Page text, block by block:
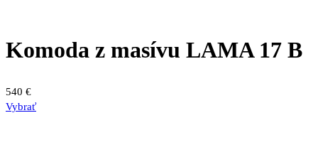
variantov.
vybrať
Komoda z masívu LAMA 17 B
540 €
Vybrať